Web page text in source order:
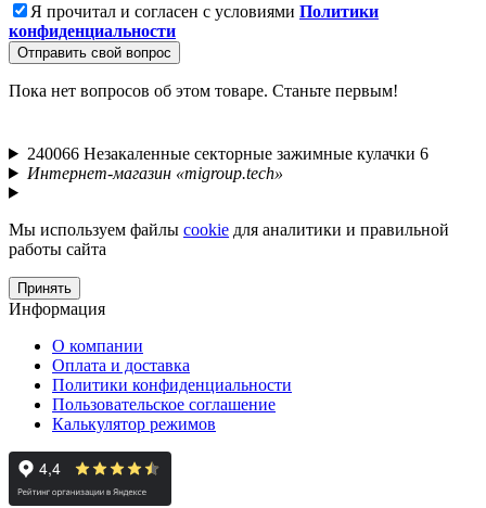
Я прочитал и согласен с условиями Политики
конфиденциальности
Отправить свой вопрос
Пока нет вопросов об этом товаре. Станьте первым!
240066 Незакаленные секторные зажимные кулачки 6
Интернет-магазин «migroup.tech»
Мы используем файлы cookie для аналитики и правильной
работы сайта
Принять
Информация
О компании
Оплата и доставка
Политики конфиденциальности
Пользовательское соглашение
Калькулятор режимов